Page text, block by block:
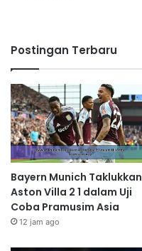
Postingan Terbaru
Bayern Munich Taklukkan
Aston Villa 2 1 dalam Uji
Coba Pramusim Asia
12 jam ago